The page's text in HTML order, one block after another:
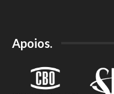
Apoios.